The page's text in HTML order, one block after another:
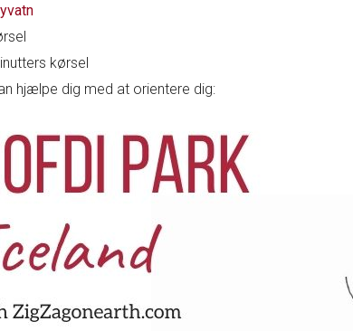
kørsel
hjælpe dig med at orientere dig: